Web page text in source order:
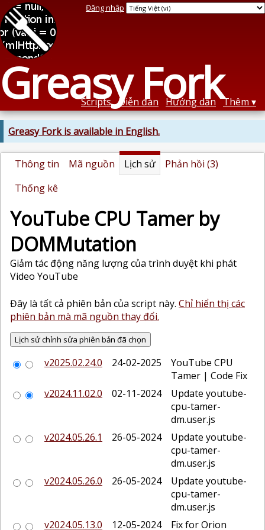
Greasy Fork
Đăng nhập
Scripts Diễn đàn Hướng dẫn Thêm
Greasy Fork is available in English.
Thông tin Mã nguồn Lịch sử
Phản hồi (3)
Thống kê
YouTube CPU Tamer by
DOMMutation
Giảm tác động năng lượng của trình duyệt khi phát
Video YouTube
Đây là tất cả phiên bản của script này. Chỉ hiển thị các
phiên bản mà mã nguồn thay đổi.
v2025.02.24.0 24-02-2025
YouTube CPU
Tamer | Code Fix
v2024.11.02.0
02-11-2024
Update youtube-
cpu-tamer-
dm.user.js
v2024.05.26.1
26-05-2024
Update youtube-
cpu-tamer-
dm.user.js
v2024.05.26.0
26-05-2024
Update youtube-
cpu-tamer-
dm.user.js
v2024.05.13.0
12-05-2024 Fix for Orion